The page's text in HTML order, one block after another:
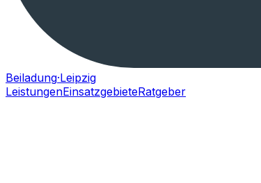
Beiladung·Leipzig
LeistungenEinsatzgebieteRatgeber